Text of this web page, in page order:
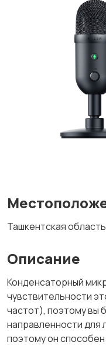
Ташкентская
Описание
Конденсаторный
чувствительности
частот), поэтому вы
направленности для
поэтому он